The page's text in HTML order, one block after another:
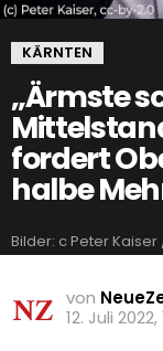
KÄRNTEN
„Ärmste
fordert
halbe
Bilder: c Peter
von
12. Juli